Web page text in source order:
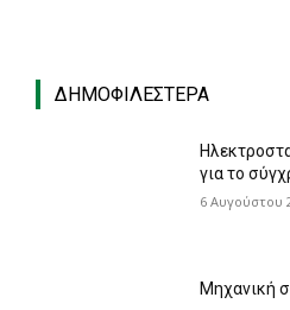
ΔΗΜΟΦΙΛΈΣΤΕΡΑ
για το
6 Αυγούστου
Μηχανική